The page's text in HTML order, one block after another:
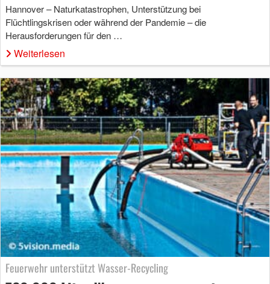
Hannover – Naturkatastrophen, Unterstützung bei
Flüchtlingskrisen oder während der Pandemie – die
Herausforderungen für den …
Weiterlesen
Feuerwehr unterstützt Wasser-Recycling